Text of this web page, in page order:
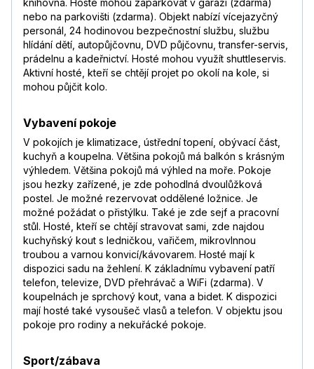
knihovna. Hosté mohou zaparkovat v garáži (zdarma)
nebo na parkovišti (zdarma). Objekt nabízí vícejazyčný
personál, 24 hodinovou bezpečnostní službu, službu
hlídání dětí, autopůjčovnu, DVD půjčovnu, transfer-servis,
prádelnu a kadeřnictví. Hosté mohou využít shuttleservis.
Aktivní hosté, kteří se chtějí projet po okolí na kole, si
mohou půjčit kolo.
Vybavení pokoje
V pokojích je klimatizace, ústřední topení, obývací část,
kuchyň a koupelna. Většina pokojů má balkón s krásným
výhledem. Většina pokojů má výhled na moře. Pokoje
jsou hezky zařízené, je zde pohodlná dvoulůžková
postel. Je možné rezervovat oddělené ložnice. Je
možné požádat o přistýlku. Také je zde sejf a pracovní
stůl. Hosté, kteří se chtějí stravovat sami, zde najdou
kuchyňský kout s ledničkou, vařičem, mikrovlnnou
troubou a varnou konvicí/kávovarem. Hosté mají k
dispozici sadu na žehlení. K základnímu vybavení patří
telefon, televize, DVD přehrávač a WiFi (zdarma). V
koupelnách je sprchový kout, vana a bidet. K dispozici
mají hosté také vysoušeč vlasů a telefon. V objektu jsou
pokoje pro rodiny a nekuřácké pokoje.
Sport/zábava